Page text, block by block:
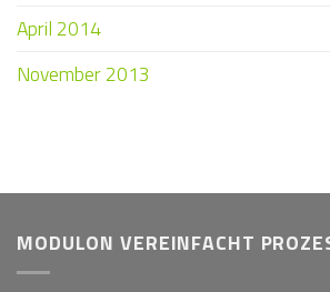
April 2014
November 2013
MODULON VEREINFACHT